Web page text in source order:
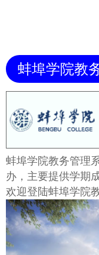
蚌埠学院教
蚌埠学院教务管理
办，主要提供学期
欢迎登陆蚌埠学院